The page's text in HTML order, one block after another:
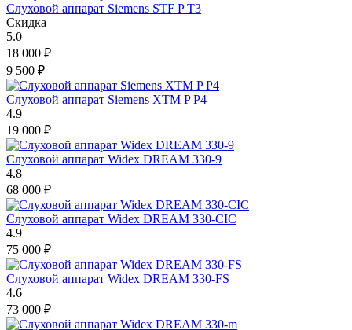
Слуховой аппарат Siemens STF P T3
Скидка
5.0
18 000 ₽
9 500 ₽
Слуховой аппарат Siemens XTM P P4
4.9
19 000 ₽
Слуховой аппарат Widex DREAM 330-9
4.8
68 000 ₽
Слуховой аппарат Widex DREAM 330-CIC
4.9
75 000 ₽
Слуховой аппарат Widex DREAM 330-FS
4.6
73 000 ₽